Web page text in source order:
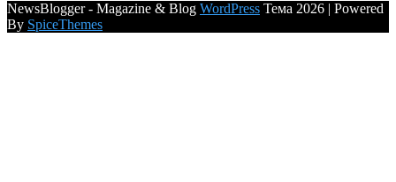
NewsBlogger - Magazine & Blog WordPress Тема 2026 | Powered
By SpiceThemes